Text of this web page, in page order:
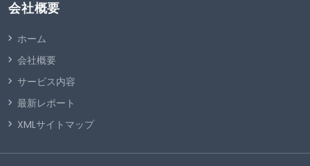
会社概要
ホーム
会社概要
サービス内容
最新レポート
XMLサイトマップ